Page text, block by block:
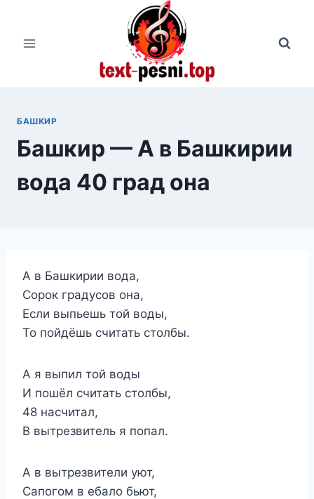
содержимому
БАШКИР
Башкир — А в Башкирии
вода 40 град она
А в Башкирии вода,
Сорок градусов она,
Если выпьешь той воды,
То пойдёшь считать столбы.
А я выпил той воды
И пошёл считать столбы,
48 насчитал,
В вытрезвитель я попал.
А в вытрезвители уют,
Сапогом в ебало бьют,